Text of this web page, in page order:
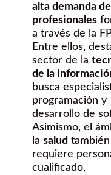
alta demanda de
profesionales
a través de la
Entre ellos,
sector de la
de la
busca
programación y
desarrollo de
Asimismo, el
la salud también
requiere
cualificado,